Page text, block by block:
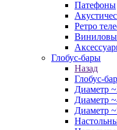
Патефоны
Ретро
Глобус-бары
Назад
Глобус-
Диаметр
Диаметр
Диаметр